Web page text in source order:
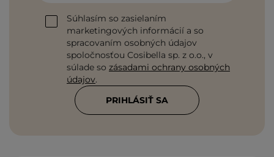
Súhlasím so zasielaním
marketingových informácií a so
spracovaním osobných údajov
spoločnosťou Cosibella sp. z o.o., v
súlade so zásadami ochrany osobných
údajov.
PRIHLÁSIŤ SA